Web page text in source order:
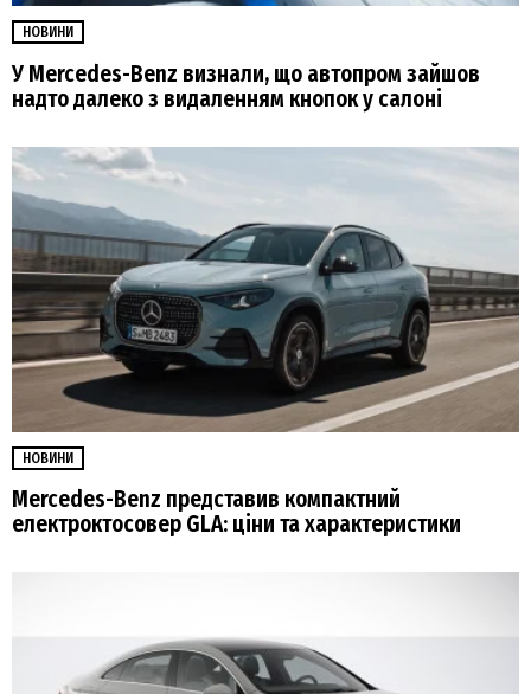
НОВИНИ
У Mercedes-Benz визнали, що автопром зайшов
надто далеко з видаленням кнопок у салоні
НОВИНИ
Mercedes-Benz представив компактний
електроктосовер GLA: ціни та характеристики